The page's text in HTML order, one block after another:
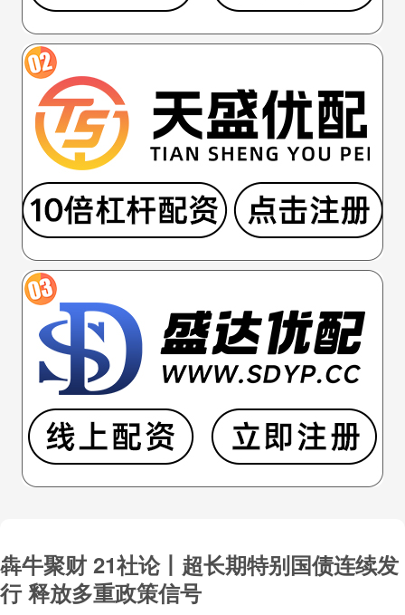
犇牛聚财 21社论丨超长期特别国债连续发
行 释放多重政策信号